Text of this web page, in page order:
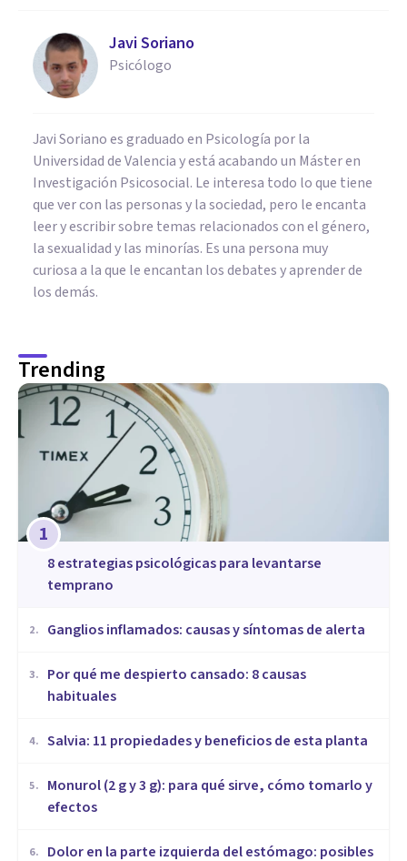
Javi Soriano
Psicólogo
Javi Soriano es graduado en Psicología por la
Universidad de Valencia y está acabando un Máster en
Investigación Psicosocial. Le interesa todo lo que tiene
que ver con las personas y la sociedad, pero le encanta
leer y escribir sobre temas relacionados con el género,
la sexualidad y las minorías. Es una persona muy
curiosa a la que le encantan los debates y aprender de
los demás.
Trending
1
8 estrategias psicológicas para levantarse
temprano
2. Ganglios inflamados: causas y síntomas de alerta
3.
Por qué me despierto cansado: 8 causas
habituales
4. Salvia: 11 propiedades y beneficios de esta planta
5.
Monurol (2 g y 3 g): para qué sirve, cómo tomarlo y
efectos
6. Dolor en la parte izquierda del estómago: posibles